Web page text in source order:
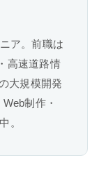
ア。前職は
高速道路情
大規模開発
制作・
。